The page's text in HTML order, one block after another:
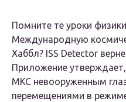
Помните те уроки
Международную
Хаббл? ISS Detector
Приложение
МКС невооруженным
перемещениями в